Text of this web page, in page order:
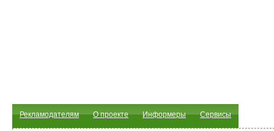
Рекламодателям О проекте Информеры Сервисы